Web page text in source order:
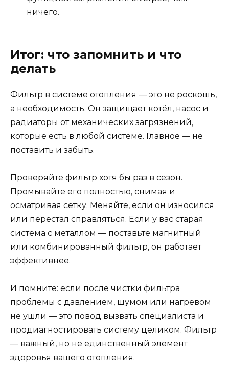
ничего.
Итог: что запомнить и что
делать
Фильтр в системе отопления — это не роскошь,
а необходимость. Он защищает котёл, насос и
радиаторы от механических загрязнений,
которые есть в любой системе. Главное — не
поставить и забыть.
Проверяйте фильтр хотя бы раз в сезон.
Промывайте его полностью, снимая и
осматривая сетку. Меняйте, если он износился
или перестал справляться. Если у вас старая
система с металлом — поставьте магнитный
или комбинированный фильтр, он работает
эффективнее.
И помните: если после чистки фильтра
проблемы с давлением, шумом или нагревом
не ушли — это повод вызвать специалиста и
продиагностировать систему целиком. Фильтр
— важный, но не единственный элемент
здоровья вашего отопления.